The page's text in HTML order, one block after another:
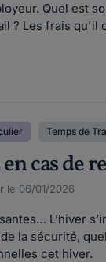
Quel est
? Les frais
Temps de
cas de
le 06/01/2026
L’hiver
la sécurité,
cet hiver.